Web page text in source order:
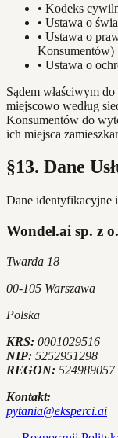
• Kodeks
• Ustawa o
• Ustawa o
Konsumentów)
• Ustawa o
Sądem właściwym
miejscowo według
Konsumentów do
ich miejsca
§13. Dane
Dane identyfikacyjne
Wondel.ai sp. z
Twarda 18
00-105 Warszawa
Polska
KRS: 0001029516
NIP: 5252951298
REGON: 524989057
Kontakt:
pytania@eksperci.ai